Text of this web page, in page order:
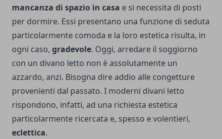
mancanza di spazio in casa e si necessita di posti
per dormire. Essi presentano una funzione di seduta
particolarmente comoda e la loro estetica risulta, in
ogni caso, gradevole. Oggi, arredare il soggiorno
con un divano letto non è assolutamente un
azzardo, anzi. Bisogna dire addio alle congetture
provenienti dal passato. I moderni divani letto
rispondono, infatti, ad una richiesta estetica
particolarmente ricercata e, spesso e volentieri,
eclettica.